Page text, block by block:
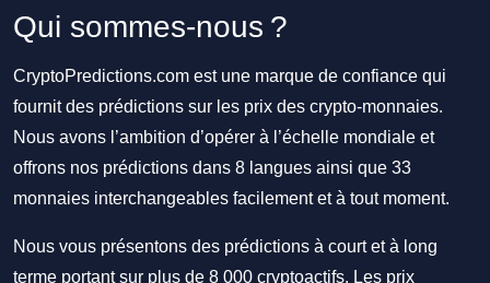
Qui sommes-nous ?
CryptoPredictions.com est une marque de confiance qui
fournit des prédictions sur les prix des crypto-monnaies.
Nous avons l’ambition d’opérer à l’échelle mondiale et
offrons nos prédictions dans 8 langues ainsi que 33
monnaies interchangeables facilement et à tout moment.
Nous vous présentons des prédictions à court et à long
terme portant sur plus de 8 000 cryptoactifs. Les prix